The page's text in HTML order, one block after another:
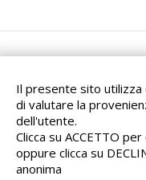
Il presente sito utilizza
di valutare la
dell'utente.
Clicca su ACCETTO
oppure clicca su
anonima
Via dell'Artigianato,
20865 Usmate
Indicazioni